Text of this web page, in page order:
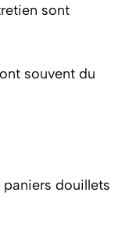
sont
souvent du
paniers douillets